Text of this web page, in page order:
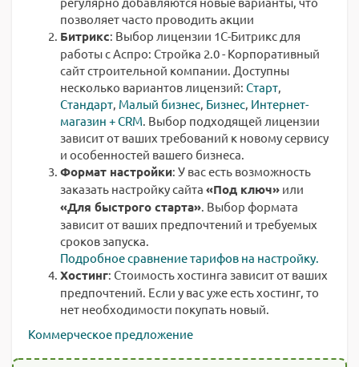
позволяет часто проводить акции
Битрикс: Выбор лицензии 1С-Битрикс для
работы с Аспро: Стройка 2.0 - Корпоративный
сайт строительной компании. Доступны
несколько вариантов лицензий: Старт,
Стандарт, Малый бизнес, Бизнес, Интернет-
магазин + CRM. Выбор подходящей лицензии
зависит от ваших требований к новому сервису
и особенностей вашего бизнеса.
Формат настройки: У вас есть возможность
заказать настройку сайта «Под ключ» или
«Для быстрого старта». Выбор формата
зависит от ваших предпочтений и требуемых
сроков запуска.
Подробное сравнение тарифов на настройку.
Хостинг: Стоимость хостинга зависит от ваших
предпочтений. Если у вас уже есть хостинг, то
нет необходимости покупать новый.
Коммерческое предложение